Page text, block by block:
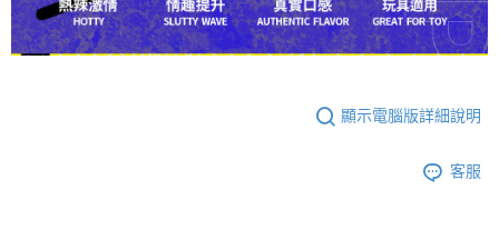
顯示電腦版詳細說明
客服